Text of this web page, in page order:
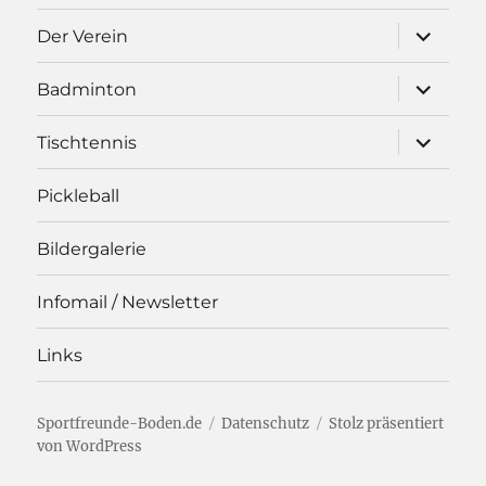
Der Verein
öffnen
Badminton
öffnen
Tischtennis
öffnen
Pickleball
Bildergalerie
Infomail / Newsletter
Links
Sportfreunde-Boden.de Datenschutz
Stolz präsentiert
von WordPress